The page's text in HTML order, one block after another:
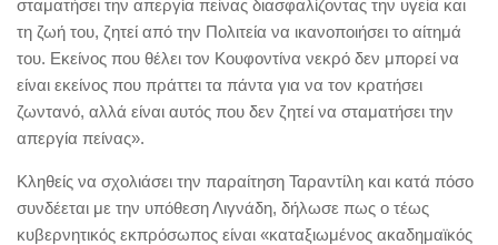
σταματήσει την απεργία πείνας διασφαλίζοντας την υγεία και
τη ζωή του, ζητεί από την Πολιτεία να ικανοποιήσει το αίτημά
του. Εκείνος που θέλει τον Κουφοντίνα νεκρό δεν μπορεί να
είναι εκείνος που πράττει τα πάντα για να τον κρατήσει
ζωντανό, αλλά είναι αυτός που δεν ζητεί να σταματήσει την
απεργία πείνας».
Κληθείς να σχολιάσει την παραίτηση Ταραντίλη και κατά πόσο
συνδέεται με την υπόθεση Λιγνάδη, δήλωσε πως ο τέως
κυβερνητικός εκπρόσωπος είναι «καταξιωμένος ακαδημαϊκός